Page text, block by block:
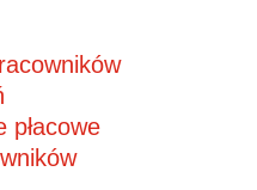
płacowe